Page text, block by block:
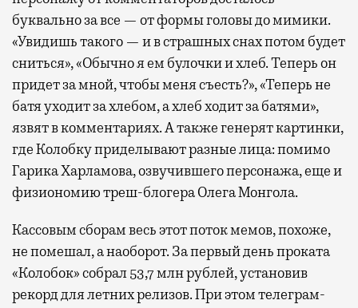
буквально за все — от формы головы до мимики.
«Увидишь такого — и в страшных снах потом будет
сниться», «Обычно я ем булочки и хлеб. Теперь он
придет за мной, чтобы меня съесть?», «Теперь не
батя уходит за хлебом, а хлеб ходит за батями»,
язвят в комментариях. А также генерят картинки,
где Колобку приделывают разные лица: помимо
Гарика Харламова, озвучившего персонажа, еще и
физиономию треш-блогера Олега Монгола.
Кассовым сборам весь этот поток мемов, похоже,
не помешал, а наоборот. За первый день проката
«Колобок» собрал 53,7 млн рублей, установив
рекорд для летних релизов. При этом телеграм-